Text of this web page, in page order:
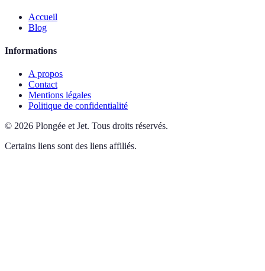
Accueil
Blog
Informations
A propos
Contact
Mentions légales
Politique de confidentialité
© 2026 Plongée et Jet. Tous droits réservés.
Certains liens sont des liens affiliés.